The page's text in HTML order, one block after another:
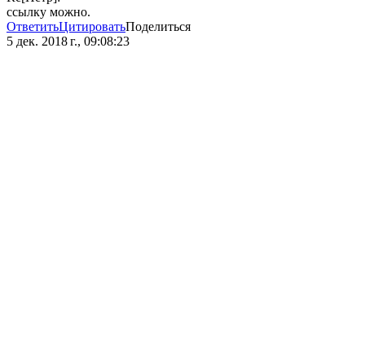
ссылку можно.
ОтветитьЦитироватьПоделиться
5 дек. 2018 г., 09:08:23